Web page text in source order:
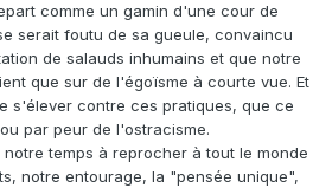
comme un gamin d'une cour de
serait foutu de sa gueule, convaincu
de salauds inhumains et que notre
que sur de l'égoïsme à courte vue. Et
s'élever contre ces pratiques, que ce
par peur de l'ostracisme.
temps à reprocher à tout le monde
notre entourage, la "pensée unique",